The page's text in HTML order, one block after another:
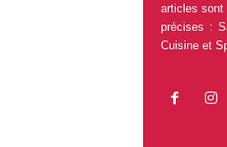
articles sont
précises :
Cuisine et